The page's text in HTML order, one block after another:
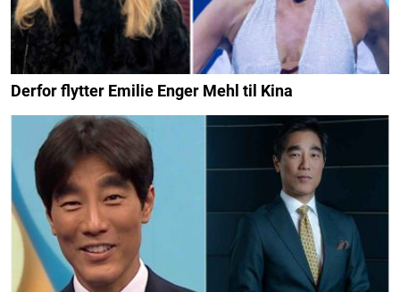
Derfor flytter Emilie Enger Mehl til Kina